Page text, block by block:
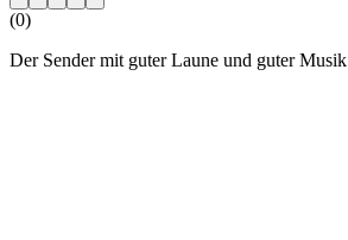
(0)
Der Sender mit guter Laune und guter Musik